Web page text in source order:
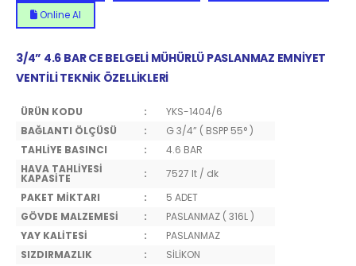
Online Al
3/4” 4.6 BAR CE BELGELİ MÜHÜRLÜ PASLANMAZ EMNİYET
VENTİLİ TEKNİK ÖZELLİKLERİ
ÜRÜN KODU :
YKS-1404/6
BAĞLANTI ÖLÇÜSÜ
:
G 3/4” ( BSPP 55° )
TAHLİYE BASINCI
:
4.6 BAR
HAVA TAHLİYESİ
KAPASİTE :
7527 lt / dk
PAKET MİKTARI
:
5 ADET
GÖVDE MALZEMESİ
:
PASLANMAZ ( 316L )
YAY KALİTESİ
:
PASLANMAZ
SIZDIRMAZLIK
:
SİLİKON